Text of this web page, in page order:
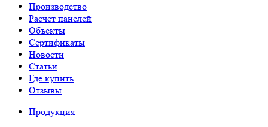
Производство
Расчет панелей
Объекты
Сертификаты
Новости
Статьи
Где купить
Отзывы
Продукция